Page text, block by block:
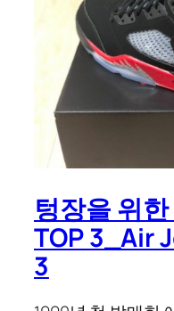
텅장을 위
TOP 3_Air
3